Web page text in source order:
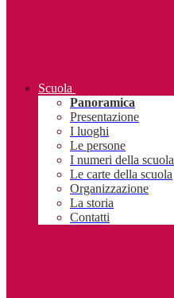
Scuola
Panoramica
Presentazione
I luoghi
Le persone
I numeri della scuola
Le carte della scuola
Organizzazione
La storia
Contatti